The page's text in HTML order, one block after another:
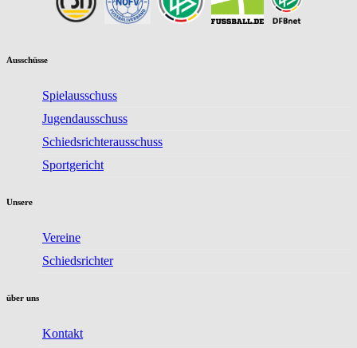
Ausschüsse
Spielausschuss
Jugendausschuss
Schiedsrichterausschuss
Sportgericht
Unsere
Vereine
Schiedsrichter
über uns
Kontakt